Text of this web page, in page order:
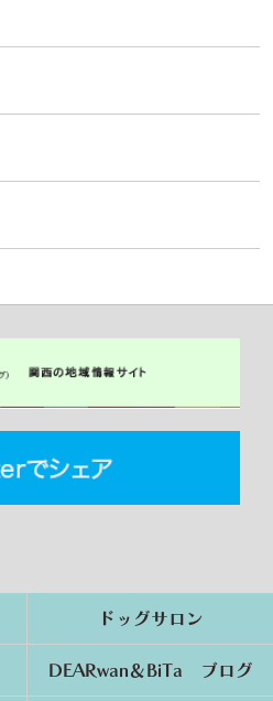
ドッグサロン
DEARwan＆BiTa ブログ